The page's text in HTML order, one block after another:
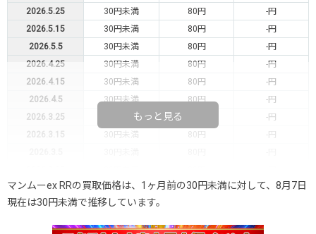
2026.5.25
30円未満 80円
-円
2026.5.15
30円未満 80円
-円
2026.5.5
30円未満 80円
-円
2026.4.25
30円未満 80円
-円
2026.4.15
30円未満 80円
-円
2026.4.5
30円未満 80円
-円
2026.3.25
30円未満
-円
2026.3.15
30円未満 80円
-円
2026.2.15
30円未満 80円
-円
2026.2.5
30円未満
2026.1.25
30円未満 80円
もっと見る
マンムーex RRの買取価格は、1ヶ月前の30円未満に対して、8月7日
現在は30円未満で推移しています。